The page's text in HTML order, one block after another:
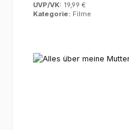
UVP/VK: 19,99 €
Kategorie: Filme